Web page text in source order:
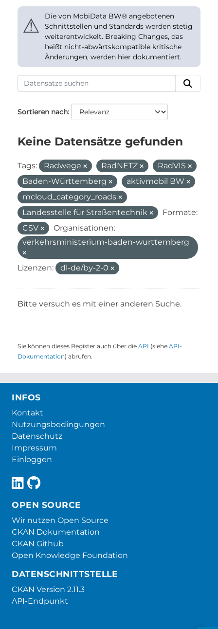
⚠
Die von MobiData BW® angebotenen
Schnittstellen und Standards werden stetig
weiterentwickelt. Breaking Changes, das
heißt nicht-abwärtskompatible kritische
Änderungen, werden hier dokumentiert.
Sortieren nach
Keine Datensätze gefunden
Tags: Radwege RadNETZ
RadVIS
Baden-Württemberg
aktivmobil BW
mcloud_category_roads
Landesstelle für Straßentechnik
Formate:
CSV
Organisationen:
verkehrsministerium-baden-wurttemberg
Lizenzen: dl-de/by-2-0
Bitte versuch es mit einer anderen Suche.
Sie können dieses Register auch über die API (siehe API-
Dokumentation) abrufen.
INFOS
Kontakt
Nutzungsbedingungen
Datenschutz
Impressum
Einloggen
OPEN SOURCE
Wir nutzen Open Source
CKAN Dokumentation
CKAN Github
Open Knowledge Foundation
DATENSCHNITTSTELLE
CKAN Version 2.11.3
API-Endpunkt